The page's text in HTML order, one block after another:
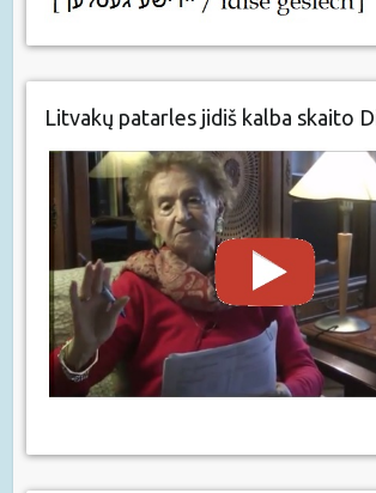
Litvakų patarles jidiš kalba skaito